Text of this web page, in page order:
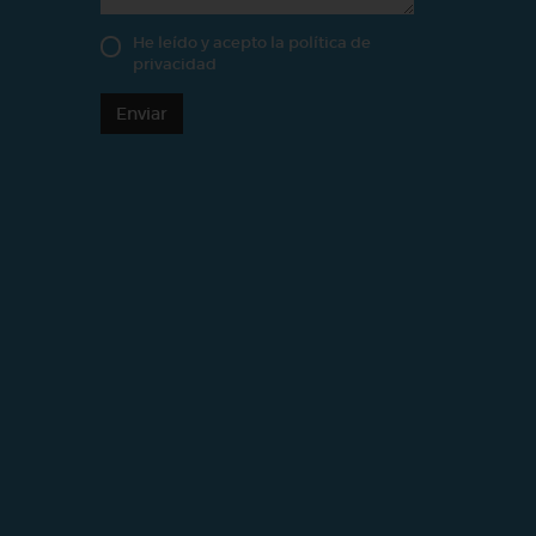
He leído y acepto la política de
privacidad
Enviar